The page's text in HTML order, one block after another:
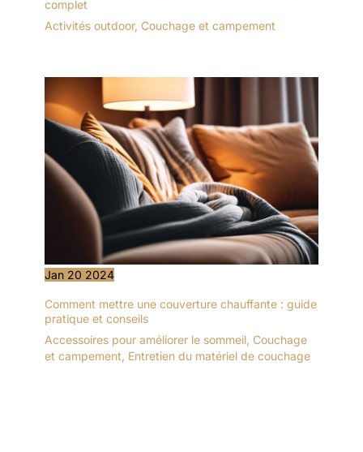
complet
Activités outdoor, Couchage et campement
Jan 20 2024
Comment mettre une couverture chauffante : guide
pratique et conseils
Accessoires pour améliorer le sommeil, Couchage
et campement, Entretien du matériel de couchage